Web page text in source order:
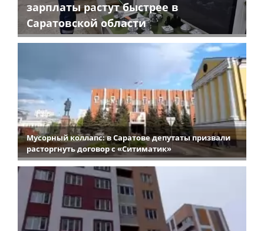
зарплаты растут быстрее в
Саратовской области
Мусорный коллапс: в Саратове депутаты призвали
расторгнуть договор с «Ситиматик»